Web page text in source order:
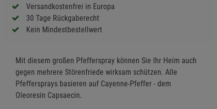
Versandkostenfrei in Europa
30 Tage Rückgaberecht
Kein Mindestbestellwert
Mit diesem großen Pfefferspray können Sie Ihr Heim auch
gegen mehrere Störenfriede wirksam schützen. Alle
Pfeffersprays basieren auf Cayenne-Pfeffer - dem
Oleoresin Capsaecin.